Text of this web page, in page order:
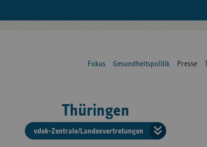
Fokus Gesundheitspolitik Presse
Thüringen
vdek-Zentrale/Landesvertretungen